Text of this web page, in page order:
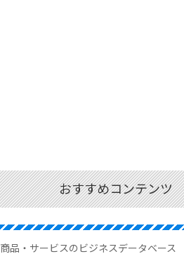
おすすめコンテンツ
商品・サービスのビジネスデータベース